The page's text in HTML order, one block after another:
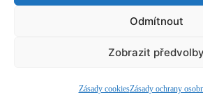
Odmítnout
Zobrazit předvolby
Zásady cookiesZásady ochrany
ČASOPIS O JINÉ HUDBĚ | vydává Hudební
©2026 HISvoice – design a admin